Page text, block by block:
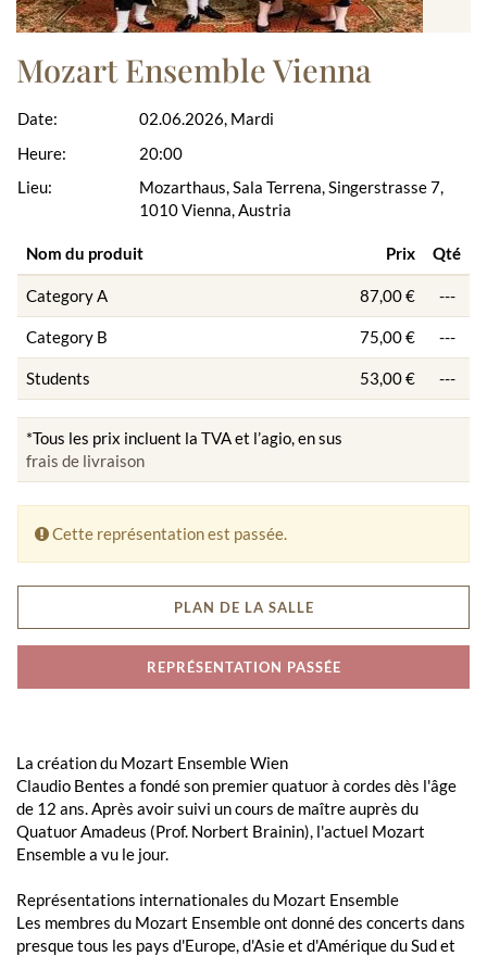
Mozart Ensemble Vienna
Date:
Heure:
Lieu:
02.06.2026, Mardi
20:00
Mozarthaus, Sala Terrena, Singerstrasse 7,
1010 Vienna, Austria
Nom du produit Prix Qté
Category A 87,00 € ---
Category B 75,00 € ---
Students 53,00 € ---
*Tous les prix incluent la TVA et l’agio, en sus
frais de livraison
Cette représentation est passée.
PLAN DE LA SALLE
REPRÉSENTATION PASSÉE
La création du Mozart Ensemble Wien
Claudio Bentes a fondé son premier quatuor à cordes dès l'âge
de 12 ans. Après avoir suivi un cours de maître auprès du
Quatuor Amadeus (Prof. Norbert Brainin), l'actuel Mozart
Ensemble a vu le jour.
Représentations internationales du Mozart Ensemble
Les membres du Mozart Ensemble ont donné des concerts dans
presque tous les pays d'Europe, d'Asie et d'Amérique du Sud et